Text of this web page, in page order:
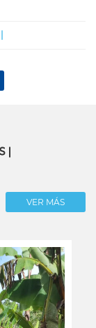
|
VER MÁS